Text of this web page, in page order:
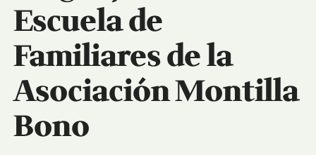
Escuela de
Familiares de la
Asociación Montilla
Bono